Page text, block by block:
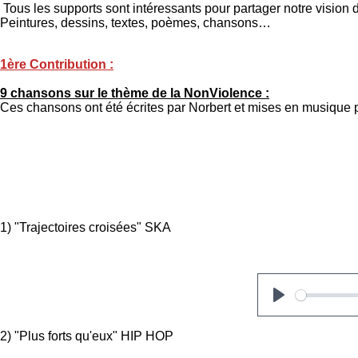
Tous les supports sont intéressants pour partager notre vision
Peintures, dessins, textes, poèmes, chansons…
1ère Contribution :
9 chansons sur le thème de la NonViolence :
Ces chansons ont été écrites par Norbert et mises en
1) "Trajectoires croisées" SKA
P
2) "Plus forts qu'eux" HIP HOP